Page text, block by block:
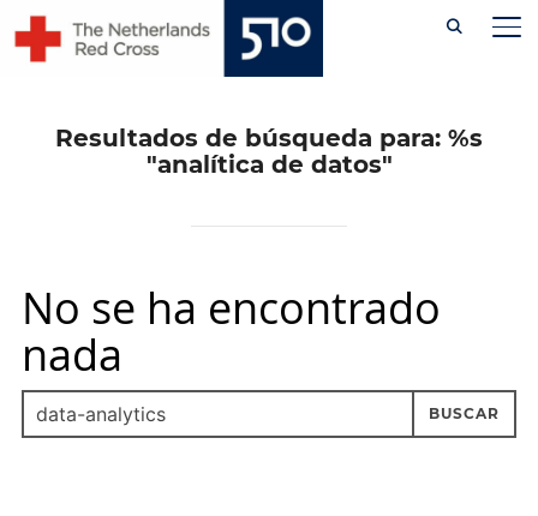
content
Resultados de búsqueda para: %s
"analítica de datos"
No se ha encontrado
nada